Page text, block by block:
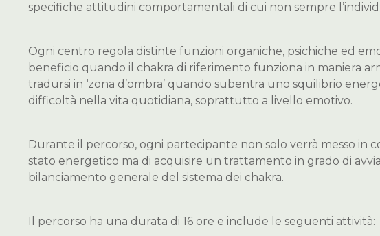
specifiche attitudini comportamentali di cui non sempre
Ogni centro regola distinte funzioni organiche, psichiche ed
beneficio quando il chakra di riferimento funziona in maniera
tradursi in ‘zona d’ombra’ quando subentra uno squilibrio
difficoltà nella vita quotidiana, soprattutto a livello emotivo.
Durante il percorso, ogni partecipante non solo verrà messo in
stato energetico ma di acquisire un trattamento in grado di
bilanciamento generale del sistema dei chakra.
Il percorso ha una durata di 16 ore e include le seguenti attività: